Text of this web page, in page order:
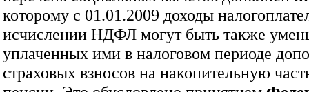
которому с 01.01.2009 доходы
исчислении НДФЛ могут быть также
уплаченных ими в налоговом периоде
страховых взносов на накопительную